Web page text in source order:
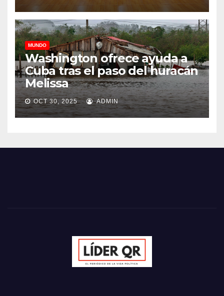
MUNDO
Washington ofrece ayuda a
Cuba tras el paso del huracán
Melissa
OCT 30, 2025 ADMIN